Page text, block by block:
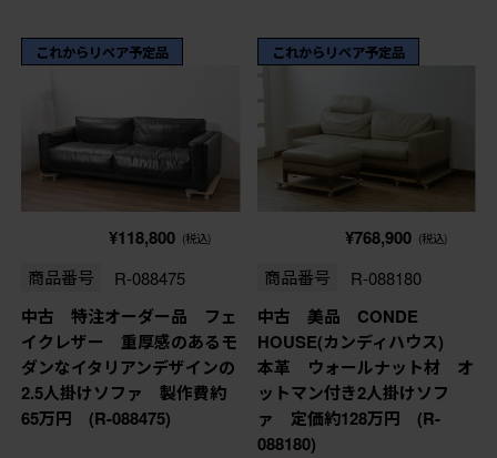
これからリペア予定品
¥118,800 (税込)
商品番号 R-088475
中古 特注オーダー品 フェ
イクレザー 重厚感のあるモ
ダンなイタリアンデザインの
2.5人掛けソファ 製作費約
65万円 (R-088475)
これからリペア予定品
¥768,900 (税込)
商品番号 R-088180
中古 美品 CONDE
HOUSE(カンディハウス)
本革 ウォールナット材 オ
ットマン付き2人掛けソフ
ァ 定価約128万円 (R-
088180)